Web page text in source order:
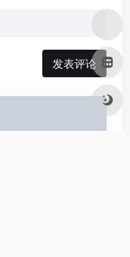
发表评论